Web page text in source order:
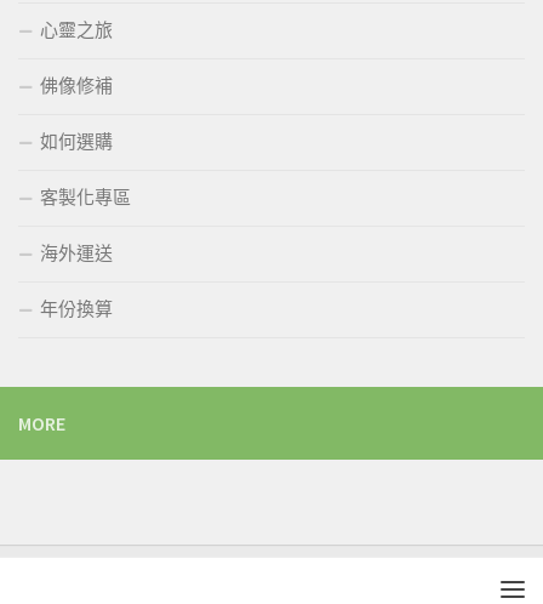
心靈之旅
佛像修補
如何選購
客製化專區
海外運送
年份換算
MORE